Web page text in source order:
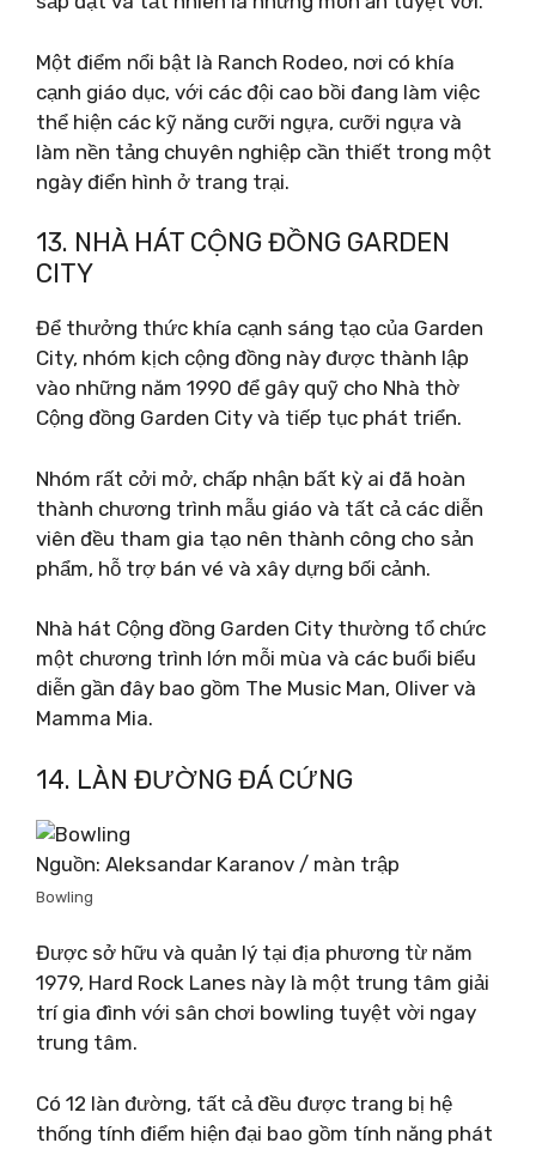
Một điểm nổi bật là Ranch Rodeo, nơi có khía
cạnh giáo dục, với các đội cao bồi đang làm việc
thể hiện các kỹ năng cưỡi ngựa, cưỡi ngựa và
làm nền tảng chuyên nghiệp cần thiết trong một
ngày điển hình ở trang trại.
13. NHÀ HÁT CỘNG ĐỒNG GARDEN
CITY
Để thưởng thức khía cạnh sáng tạo của Garden
City, nhóm kịch cộng đồng này được thành lập
vào những năm 1990 để gây quỹ cho Nhà thờ
Cộng đồng Garden City và tiếp tục phát triển.
Nhóm rất cởi mở, chấp nhận bất kỳ ai đã hoàn
thành chương trình mẫu giáo và tất cả các diễn
viên đều tham gia tạo nên thành công cho sản
phẩm, hỗ trợ bán vé và xây dựng bối cảnh.
Nhà hát Cộng đồng Garden City thường tổ chức
một chương trình lớn mỗi mùa và các buổi biểu
diễn gần đây bao gồm The Music Man, Oliver và
Mamma Mia.
14. LÀN ĐƯỜNG ĐÁ CỨNG
Nguồn: Aleksandar Karanov / màn trập
Bowling
Được sở hữu và quản lý tại địa phương từ năm
1979, Hard Rock Lanes này là một trung tâm giải
trí gia đình với sân chơi bowling tuyệt vời ngay
trung tâm.
Có 12 làn đường, tất cả đều được trang bị hệ
thống tính điểm hiện đại bao gồm tính năng phát